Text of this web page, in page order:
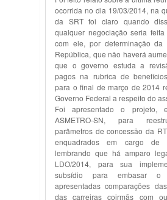
ocorrida no dia 19/03/2014, na
da SRT foi claro quando
qualquer negociação seria feita
com ele, por determinação da
República, que não haverá
que o governo estuda a
pagos na rubrica de
para o final de março de 2014
Governo Federal a respeito do
Foi apresentado o projeto,
ASMETRO-SN, para
parâmetros de concessão da
enquadrados em cargo de
lembrando que há amparo
LDO/2014, para sua
subsídio para embasar o
apresentadas comparações
das carreiras coirmãs com